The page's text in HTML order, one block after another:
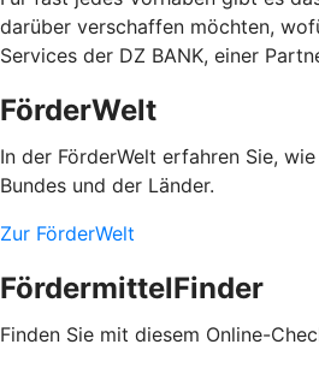
darüber verschaffen möchten,
Services der DZ BANK, einer
FörderWelt
In der FörderWelt erfahren Sie,
Bundes und der Länder.
Zur FörderWelt
FördermittelFinder
Finden Sie mit diesem Online-